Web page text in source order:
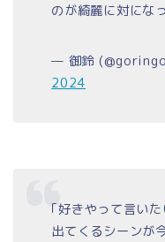
のが綺麗に対にな
— 御鈴
2024
｢好きやって言い
出てくるシーンが